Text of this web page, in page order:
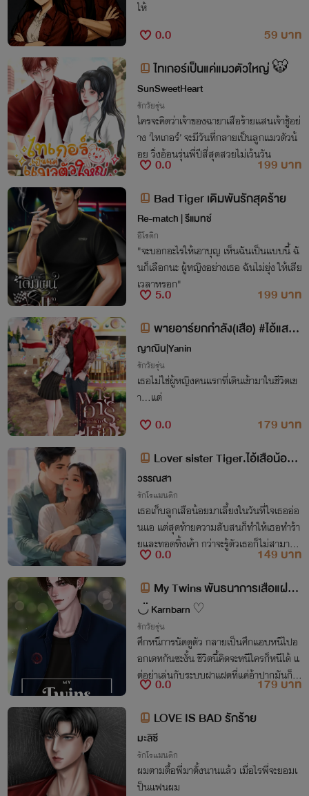
ให้
0.0
59 บาท
ไทเกอร์เป็นแค่แมวตัวใหญ่ 🐯
SunSweetHeart
รักวัยรุ่น
ใครจะคิดว่าเจ้าของฉายาเสือร้ายแสนเจ้าชู้อย่
าง ‘ไทเกอร์’ จะมีวันที่กลายเป็นลูกแมวตัวน้
อย วิ่งอ้อนรุ่นพี่ปีสี่สุดสวยไม่เว้นวัน
0.0
199 บาท
Bad Tiger เดิมพันรักสุดร้าย
Re-match | รีแมทช์
อีโรติก
"จะบอกอะไรให้เอาบุญ เห็นฉันเป็นแบบนี้ ฉั
นก็เลือกนะ ผู้หญิงอย่างเธอ ฉันไม่ยุ่ง ให้เสีย
เวลาหรอก"
5.0
199 บาท
พายอาร์ยกกำลัง(เสือ) #ไอ้แสบข
องพี่เสือ
ญาณิน|Yanin
รักวัยรุ่น
เธอไม่ใช่ผู้หญิงคนแรกที่เดินเข้ามาในชีวิตเข
า...แต่
0.0
179 บาท
Lover sister Tiger.ไอ้เสือน้อย
พยศรัก
วรรณสา
รักโรแมนติก
เธอเก็บลูกเสือน้อยมาเลี้ยงในวันที่ใจเธออ่อ
นแอ แต่สุดท้ายความสับสนก็ทำให้เธอทำร้า
ยและทอดทิ้งเค้า กว่าจะรู้ตัวเธอก็ไม่สามารถเ
อาเค้ากลับคืนมาได้อีก ความรักระหว่างเด็กห
0.0
149 บาท
My Twins พันธนาการเสือแฝด
1
◡̈ Karnbarn ♡
รักวัยรุ่น
ศึกหนีการนัดดูตัว กลายเป็นศึกแอบหนีไปอ
อกเดทกันซะงั้น ชีวิตนี้คิดจะหนีใครก็หนีได้ แ
ต่อย่าเล่นกับระบบฝาแฝดที่แค่อ้าปากมันก็เห็
นไปถึงไส้ติ่ง จะเป็นยังไงเมื่อคนที่เราไว้ใจ…
ดันไปร่วมมือกับคนอื่น
0.0
179 บาท
LOVE IS BAD รักร้าย
มะลิซี
รักโรแมนติก
ผมตามตื้อพี่มาตั้งนานแล้ว เมื่อไรพี่จะยอมเ
ป็นแฟนผม